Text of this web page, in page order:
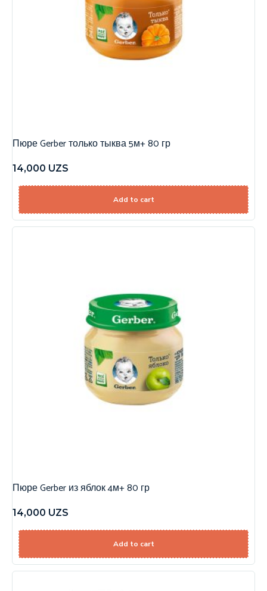
Пюре Gerber только тыква 5м+ 80 гр
14,000 UZS
Add to cart
Пюре Gerber из яблок 4м+ 80 гр
14,000 UZS
Add to cart